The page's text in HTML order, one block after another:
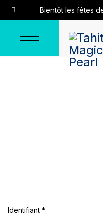
Bientôt les fêtes
Identifiant *